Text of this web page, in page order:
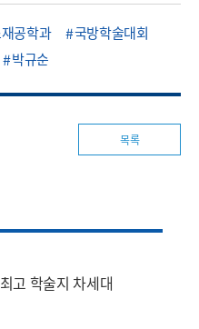
공학과
국방학술대회
박규순
목록
고 학술지 차세대